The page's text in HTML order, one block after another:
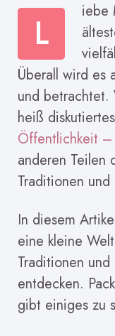
L
iebe
Überall wird es
und betrachtet.
heiß
Öffentlichkeit
anderen Teilen
Traditionen
In diesem
eine kleine
Traditionen und
entdecken.
gibt einiges zu